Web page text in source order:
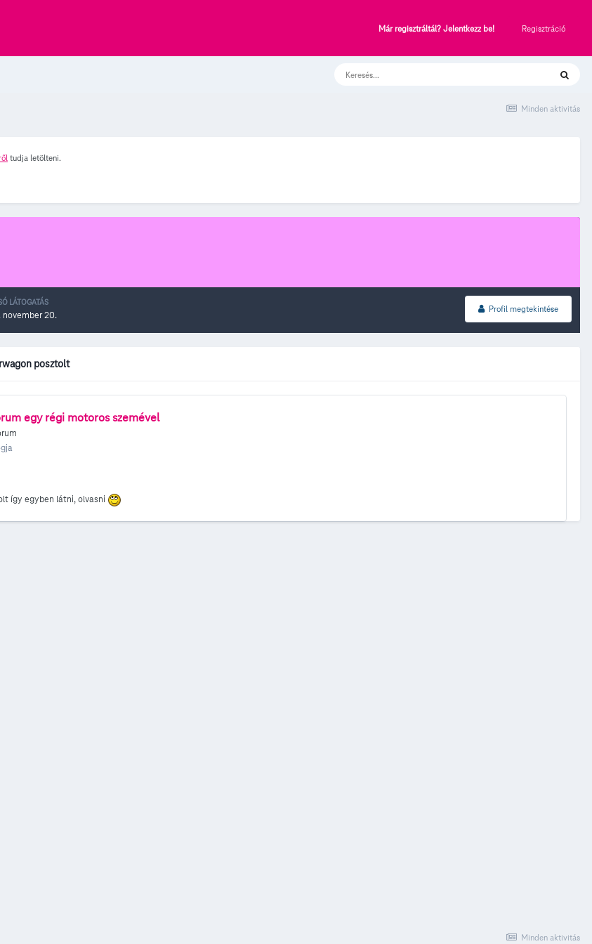
Már regisztráltál? Jelentkezz be! Regisztráció
Minden aktivitás
tudja letölteni.
Profil megtekintése
LÁTOGATÁS
november 20.
posztolt
egy régi motoros szemével
így egyben látni, olvasni
Minden aktivitás